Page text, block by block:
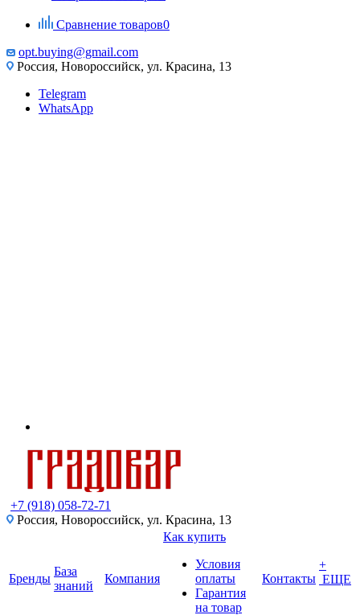
Сравнение товаров0
opt.buying@gmail.com
Россия, Новороссийск, ул. Красина, 13
Telegram
WhatsApp
+7 (918) 058-72-71
Россия, Новороссийск, ул. Красина, 13
Бренды
База
знаний
Компания
Как купить
Условия
оплаты
Гарантия
на товар
Контакты
+
ЕЩЕ